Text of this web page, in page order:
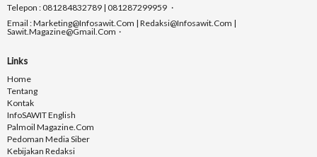
Telepon : 081284832789 | 081287299959
Email : Marketing@infosawit.com | Redaksi@infosawit.com |
Sawit.magazine@gmail.com
Links
Home
Tentang
Kontak
InfoSAWIT English
Palmoil Magazine.com
Pedoman Media Siber
Kebijakan Redaksi